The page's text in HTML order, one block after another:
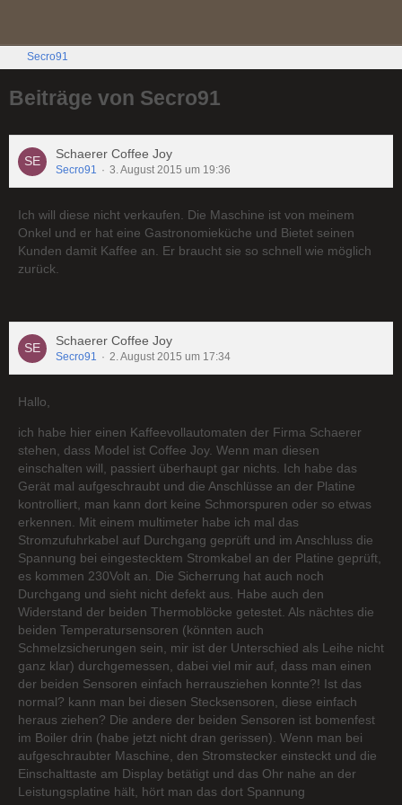
Secro91
Beiträge von Secro91
Schaerer Coffee Joy
Secro91 3. August 2015 um 19:36
Ich will diese nicht verkaufen. Die Maschine ist von meinem
Onkel und er hat eine Gastronomieküche und Bietet seinen
Kunden damit Kaffee an. Er braucht sie so schnell wie möglich
zurück.
Schaerer Coffee Joy
Secro91 2. August 2015 um 17:34
Hallo,
ich habe hier einen Kaffeevollautomaten der Firma Schaerer
stehen, dass Model ist Coffee Joy. Wenn man diesen
einschalten will, passiert überhaupt gar nichts. Ich habe das
Gerät mal aufgeschraubt und die Anschlüsse an der Platine
kontrolliert, man kann dort keine Schmorspuren oder so etwas
erkennen. Mit einem multimeter habe ich mal das
Stromzufuhrkabel auf Durchgang geprüft und im Anschluss die
Spannung bei eingestecktem Stromkabel an der Platine geprüft,
es kommen 230Volt an. Die Sicherrung hat auch noch
Durchgang und sieht nicht defekt aus. Habe auch den
Widerstand der beiden Thermoblöcke getestet. Als nächtes die
beiden Temperatursensoren (könnten auch
Schmelzsicherungen sein, mir ist der Unterschied als Leihe nicht
ganz klar) durchgemessen, dabei viel mir auf, dass man einen
der beiden Sensoren einfach herrausziehen konnte?! Ist das
normal? kann man bei diesen Stecksensoren, diese einfach
heraus ziehen? Die andere der beiden Sensoren ist bomenfest
im Boiler drin (habe jetzt nicht dran gerissen). Wenn man bei
aufgeschraubter Maschine, den Stromstecker einsteckt und die
Einschalttaste am Display betätigt und das Ohr nahe an der
Leistungsplatine hält, hört man das dort Spannung